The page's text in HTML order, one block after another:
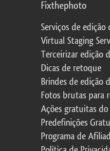
Fixthephoto
Serviços de edição
Virtual Staging
Terceirizar edição
Dicas de retoque
Brindes de edição
Fotos brutas para
Ações gratuitas do
Predefinições
Programa de